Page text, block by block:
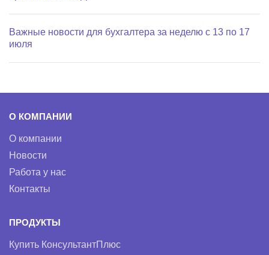
Важные новости для бухгалтера за неделю с 13 по 17
июля
О КОМПАНИИ
О компании
Новости
Работа у нас
Контакты
ПРОДУКТЫ
Купить КонсультантПлюс